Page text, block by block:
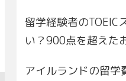
留学経験者のTOEIC
い？900点を超えた
アイルランドの留学